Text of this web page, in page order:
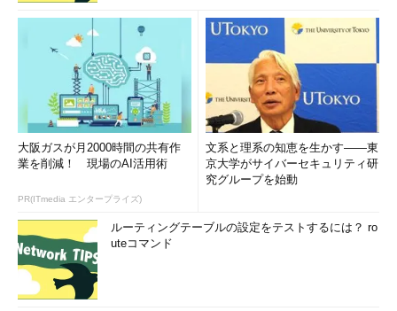
大阪ガスが月2000時間の共有作
業を削減！ 現場のAI活用術
PR(ITmedia エンタープライズ)
文系と理系の知恵を生かす――東
京大学がサイバーセキュリティ研
究グループを始動
ルーティングテーブルの設定をテストするには？ ro
uteコマンド